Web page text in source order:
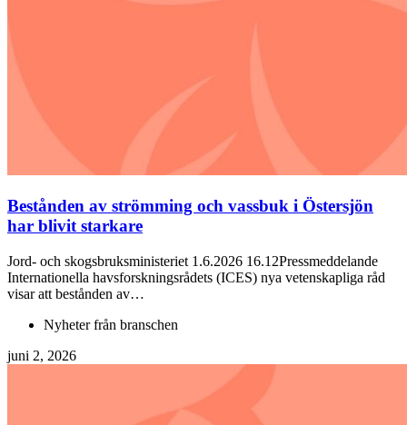
Bestånden av strömming och vassbuk i Östersjön
har blivit starkare
Jord- och skogsbruksministeriet 1.6.2026 16.12Pressmeddelande
Internationella havsforskningsrådets (ICES) nya vetenskapliga råd
visar att bestånden av…
Nyheter från branschen
juni 2, 2026